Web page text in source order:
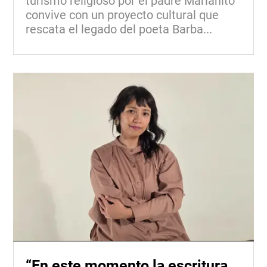
convive con un proyecto cultural que
rescata el legado del poeta Barba...